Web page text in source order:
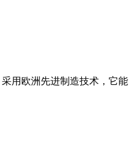
用欧洲先进制造技术，它能